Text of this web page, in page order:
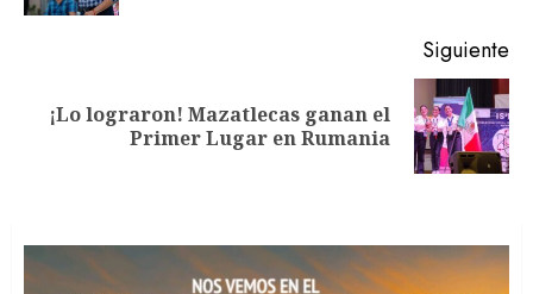
Siguiente
Siguiente
¡Lo lograron! Mazatlecas ganan el
Primer Lugar en Rumania